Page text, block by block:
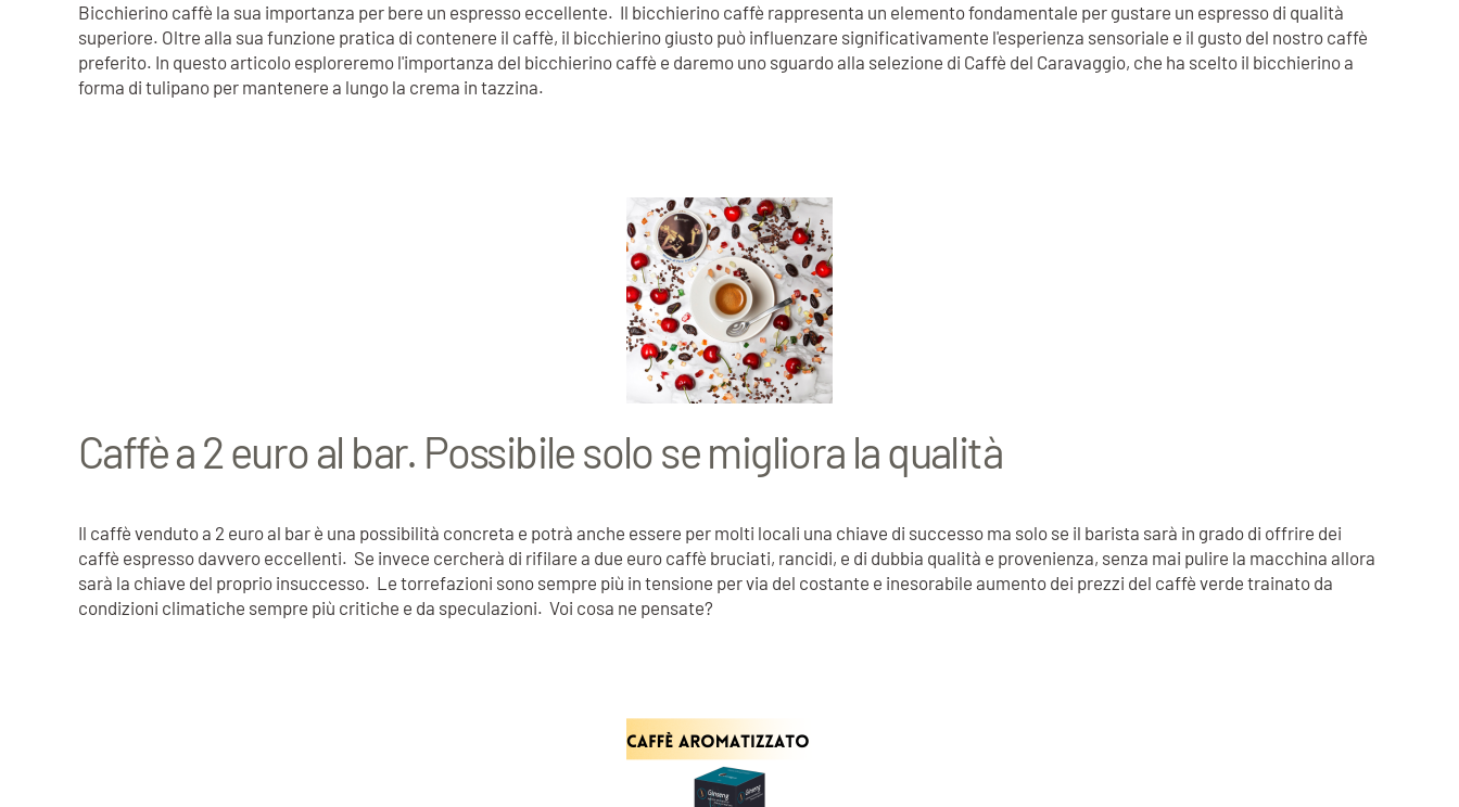
Bicchierino caffè la sua importanza per bere un espresso eccellente. Il bicchierino caffè rappresenta un elemento fondamentale per gustare un espresso di qualità
superiore. Oltre alla sua funzione pratica di contenere il caffè, il bicchierino giusto può influenzare significativamente l'esperienza sensoriale e il gusto del nostro caffè
preferito. In questo articolo esploreremo l'importanza del bicchierino caffè e daremo uno sguardo alla selezione di Caffè del Caravaggio, che ha scelto il bicchierino a
forma di tulipano per mantenere a lungo la crema in tazzina.
Caffè a 2 euro al bar. Possibile solo se migliora la qualità
Il caffè venduto a 2 euro al bar è una possibilità concreta e potrà anche essere per molti locali una chiave di successo ma solo se il barista sarà in grado di offrire dei
caffè espresso davvero eccellenti. Se invece cercherà di rifilare a due euro caffè bruciati, rancidi, e di dubbia qualità e provenienza, senza mai pulire la macchina allora
sarà la chiave del proprio insuccesso. Le torrefazioni sono sempre più in tensione per via del costante e inesorabile aumento dei prezzi del caffè verde trainato da
condizioni climatiche sempre più critiche e da speculazioni. Voi cosa ne pensate?